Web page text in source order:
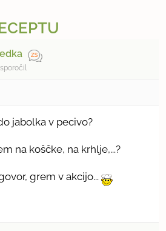
jabolka v pecivo?
na koščke, na krhlje,...?
grem v akcijo...